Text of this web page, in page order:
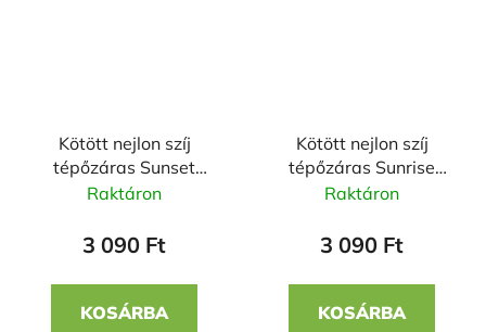
Kötött nejlon szíj
tépőzáras Sunset
22mm
Raktáron
3 090 Ft
KOSÁRBA
Kötött nejlon szíj
tépőzáras Sunrise
22mm
Raktáron
3 090 Ft
KOSÁRBA